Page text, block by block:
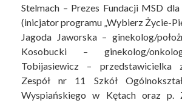
Stelmach – Prezes Fundacji MSD
(inicjator programu „Wybierz Życie-
Jagoda Jaworska – ginekolog/
Kosobucki – ginekolog/
Tobijasiewicz – przedstawicielka
Zespół nr 11 Szkół
Wyspiańskiego w Kętach oraz p.